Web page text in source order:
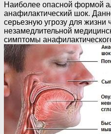
Наиболее опасной формой
анафилактический шок.
серьезную угрозу для жизни
незамедлительной
симптомы